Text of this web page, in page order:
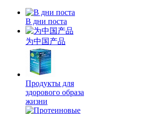
В дни поста
为中国产品
Продукты для
здорового образа
жизни